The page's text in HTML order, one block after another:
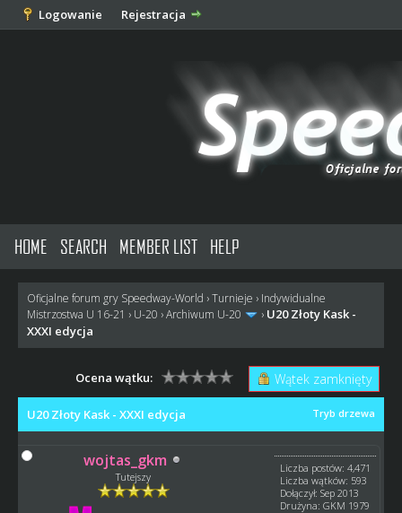
Logowanie Rejestracja
HOME SEARCH MEMBER LIST HELP
Oficjalne forum gry Speedway-World ›Turnieje › Indywidualne
Mistrzostwa U 16-21 › U-20 ›Archiwum U-20 › U20 Złoty Kask -
XXXI edycja
Wątek zamknięty
Ocena wątku:
Tryb drzewa
U20 Złoty Kask - XXXI edycja
wojtas_gkm
Tutejszy
Liczba postów: 4,471
Liczba wątków: 593
Dołączył: Sep 2013
Drużyna: GKM 1979